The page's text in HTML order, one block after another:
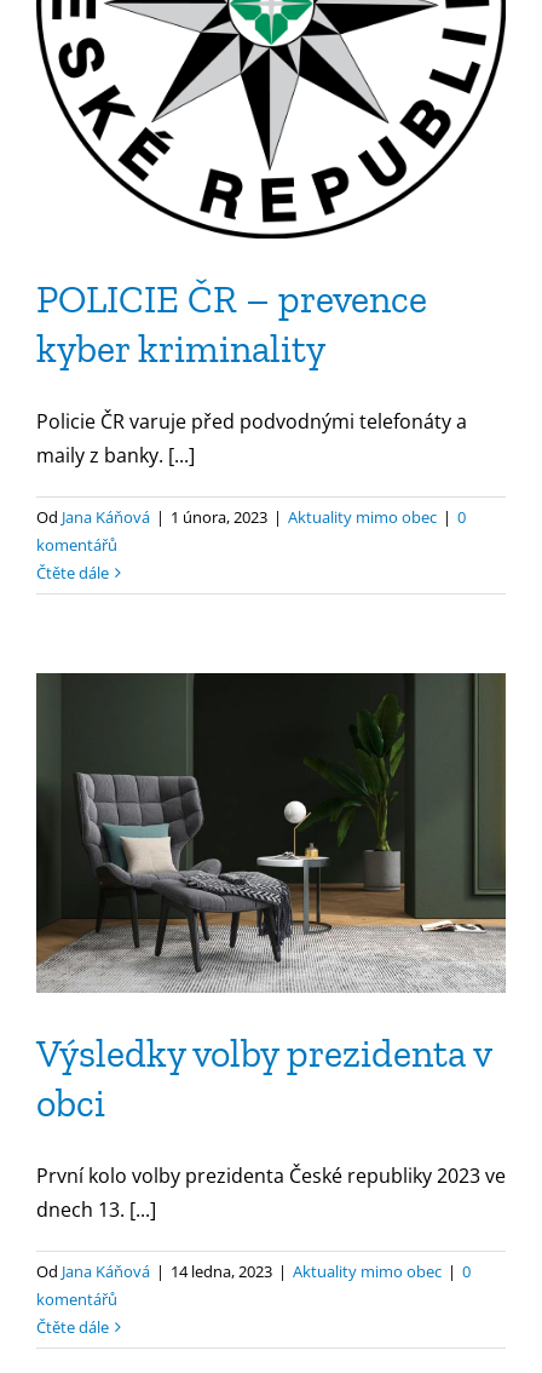
POLICIE ČR – prevence
kyber kriminality
Policie ČR varuje před podvodnými telefonáty a
maily z banky. [...]
Od Jana Káňová | 1 února, 2023 | Aktuality mimo obec | 0
komentářů
Čtěte dále
Výsledky volby prezidenta v
obci
První kolo volby prezidenta České republiky 2023 ve
dnech 13. [...]
Od Jana Káňová | 14 ledna, 2023 | Aktuality mimo obec | 0
komentářů
Čtěte dále